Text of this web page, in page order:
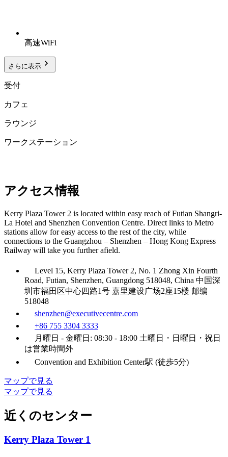
高速WiFi
さらに表示
受付
カフェ
ラウンジ
ワークステーション
アクセス情報
Kerry Plaza Tower 2 is located within easy reach of Futian Shangri-
La Hotel and Shenzhen Convention Centre. Direct links to Metro
stations allow for easy access to the rest of the city, while
connections to the Guangzhou – Shenzhen – Hong Kong Express
Railway will take you further afield.
Level 15, Kerry Plaza Tower 2, No. 1 Zhong Xin Fourth
Road, Futian, Shenzhen, Guangdong 518048, China 中国深
圳市福田区中心四路1号 嘉里建设广场2座15楼 邮编
518048
shenzhen@executivecentre.com
+86 755 3304 3333
月曜日 - 金曜日: 08:30 - 18:00 土曜日・日曜日・祝日
は営業時間外
Convention and Exhibition Center駅 (徒歩5分)
マップで見る
マップで見る
近くのセンター
Kerry Plaza Tower 1